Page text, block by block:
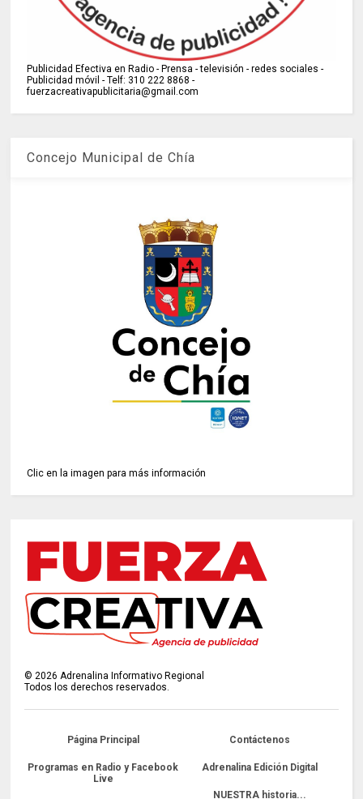
Publicidad Efectiva en Radio - Prensa - televisión - redes sociales -
Publicidad móvil - Telf: 310 222 8868 -
fuerzacreativapublicitaria@gmail.com
Concejo Municipal de Chía
Clic en la imagen para más información
© 2026 Adrenalina Informativo Regional
Todos los derechos reservados.
Página Principal Contáctenos
Programas en Radio y Facebook
Live
Adrenalina Edición Digital
NUESTRA historia...